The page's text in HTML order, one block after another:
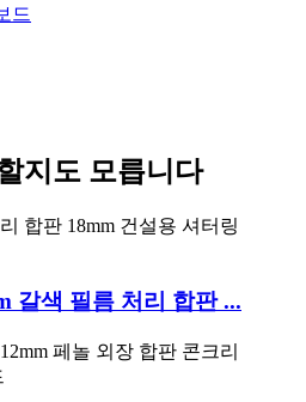
드
지도 모릅니다
갈색 필름 처리 합판 ...